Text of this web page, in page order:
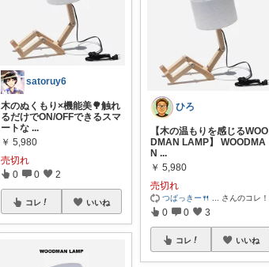
satoruy6
木のぬくもり×機能美🌳触れ
るだけでON/OFFできるスマ
ートな ...
￥ 5,980
売切れ
0 0 2
コレ いいね
ひろ
【木の温もりを感じるWOO
DMAN LAMP】 WOODMA
N ...
￥ 5,980
売切れ
つばっきー🍴 さんのコレ！
0 0 3
コレ いいね